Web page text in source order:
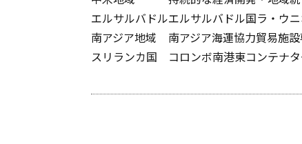
エルサルバドルエルサルバドル国ラ・ウ
南アジア地域
南アジア海運協力貿易施
スリランカ国
コロンボ南港東コンテナ